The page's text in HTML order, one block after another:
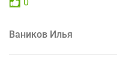
Ваников Илья